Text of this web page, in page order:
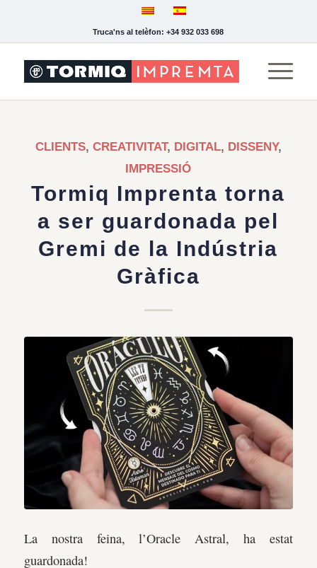
Truca'ns al telèfon: +34 932 033 698
CLIENTS, CREATIVITAT, DIGITAL, DISSENY,
IMPRESSIÓ
Tormiq Imprenta torna
a ser guardonada pel
Gremi de la Indústria
Gràfica
La nostra feina, l’Oracle Astral, ha estat
guardonada!